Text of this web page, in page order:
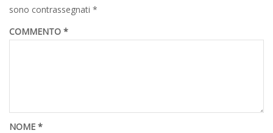
sono contrassegnati *
COMMENTO *
NOME *